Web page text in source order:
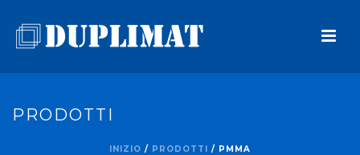
PRODOTTI
INIZIO / PRODOTTI / PMMA